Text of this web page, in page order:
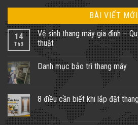
BÀI VIẾT MỚI
14
Th3
Vệ sinh thang máy gia đình –
thuật
Danh mục bảo trì thang máy
8 điều cần biết khi lắp đặt